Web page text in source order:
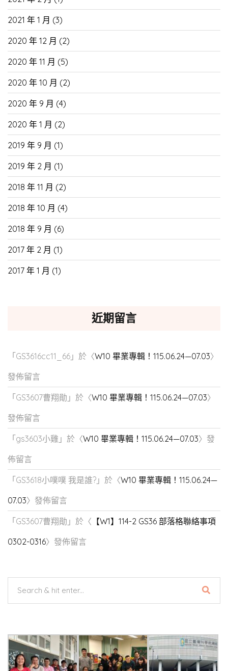
2021 年 1 月 (3)
2020 年 12 月 (2)
2020 年 11 月 (5)
2020 年 10 月 (2)
2020 年 9 月 (4)
2020 年 1 月 (2)
2019 年 9 月 (1)
2019 年 2 月 (1)
2018 年 11 月 (2)
2018 年 10 月 (4)
2018 年 9 月 (6)
2017 年 2 月 (1)
2017 年 1 月 (1)
近期留言
「GS3616cc11_66 」於〈W10 畢業專輯！115.06.24—07.03〉
發佈留言
「GS3607曹翔勛 」於〈W10 畢業專輯！115.06.24—07.03〉
發佈留言
「gs3603小雞 」於〈W10 畢業專輯！115.06.24—07.03〉發
佈留言
「GS3618小噗噗 我是誰? 」於〈W10 畢業專輯！115.06.24—
07.03〉發佈留言
「GS3607曹翔勛 」於〈 【W1】114-2 GS36 部落格聯絡事項
0302-0316〉發佈留言